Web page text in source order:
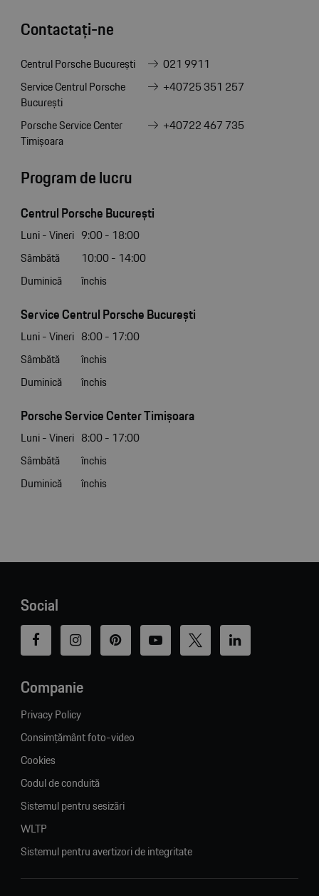
Contactați-ne
Centrul Porsche București
021 9911
Service Centrul Porsche
București
+40725 351 257
Porsche Service Center
Timișoara
+40722 467 735
Program de lucru
Centrul Porsche București
Luni - Vineri 9:00 - 18:00
Sâmbătă
10:00 - 14:00
Duminică
închis
Service Centrul Porsche București
Luni - Vineri 8:00 - 17:00
Sâmbătă
închis
Duminică
închis
Porsche Service Center Timișoara
Luni - Vineri 8:00 - 17:00
Sâmbătă
închis
Duminică
închis
Social
Companie
Privacy Policy
Consimțământ foto-video
Cookies
Codul de conduită
Sistemul pentru sesizări
WLTP
Sistemul pentru avertizori de integritate